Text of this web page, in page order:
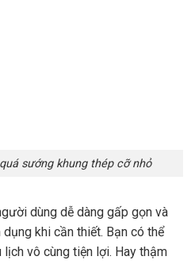
sướng khung thép cỡ nhỏ
dùng dễ dàng gấp gọn và
khi cần thiết. Bạn có thể
vô cùng tiện lợi. Hay thậm